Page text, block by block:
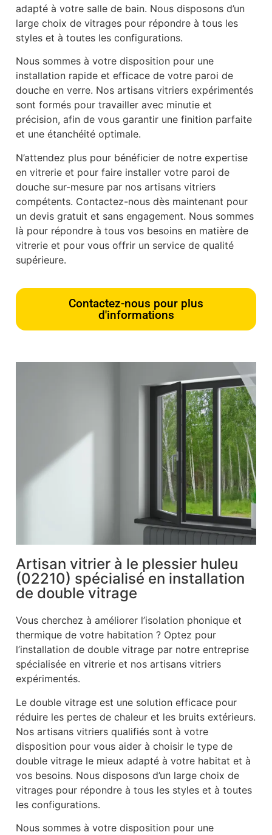
adapté à votre salle de bain. Nous disposons d’un
large choix de vitrages pour répondre à tous les
styles et à toutes les configurations.
Nous sommes à votre disposition pour une
installation rapide et efficace de votre paroi de
douche en verre. Nos artisans vitriers expérimentés
sont formés pour travailler avec minutie et
précision, afin de vous garantir une finition parfaite
et une étanchéité optimale.
N’attendez plus pour bénéficier de notre expertise
en vitrerie et pour faire installer votre paroi de
douche sur-mesure par nos artisans vitriers
compétents. Contactez-nous dès maintenant pour
un devis gratuit et sans engagement. Nous sommes
là pour répondre à tous vos besoins en matière de
vitrerie et pour vous offrir un service de qualité
supérieure.
Contactez-nous pour plus
d'informations
Artisan vitrier à le plessier huleu
(02210) spécialisé en installation
de double vitrage
Vous cherchez à améliorer l’isolation phonique et
thermique de votre habitation ? Optez pour
l’installation de double vitrage par notre entreprise
spécialisée en vitrerie et nos artisans vitriers
expérimentés.
Le double vitrage est une solution efficace pour
réduire les pertes de chaleur et les bruits extérieurs.
Nos artisans vitriers qualifiés sont à votre
disposition pour vous aider à choisir le type de
double vitrage le mieux adapté à votre habitat et à
vos besoins. Nous disposons d’un large choix de
vitrages pour répondre à tous les styles et à toutes
les configurations.
Nous sommes à votre disposition pour une